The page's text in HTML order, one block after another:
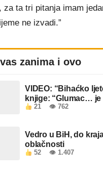
za ta tri pitanja imam
ne izvadi.”
zanima i ovo
VIDEO: “Bihaćko
knjige: “Glumac…
21 👁 762
Vedro u BiH, do
oblačnosti
52 👁 1.407